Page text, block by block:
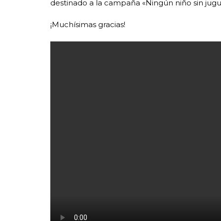
destinado a la campaña «Ningún niño sin
¡Muchísimas gracias!